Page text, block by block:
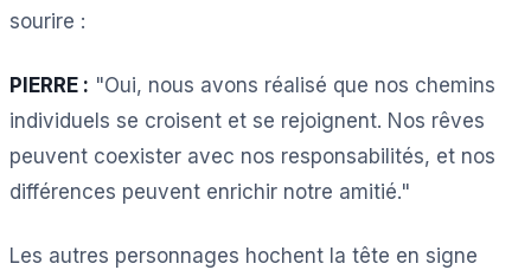
sourire :
PIERRE : "Oui, nous avons réalisé que nos chemins
individuels se croisent et se rejoignent. Nos rêves
peuvent coexister avec nos responsabilités, et nos
différences peuvent enrichir notre amitié."
Les autres personnages hochent la tête en signe